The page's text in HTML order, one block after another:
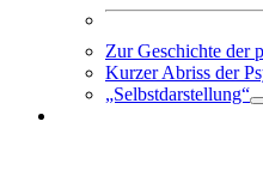
Zur Geschichte der
Kurzer Abriss der
„Selbstdarstellung“